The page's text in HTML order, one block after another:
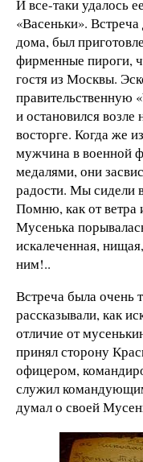
И все-таки удалось
«Васеньки».
дома, был
фирменные пироги,
гостя из Москвы.
правительственную
и остановился
восторге. Когда же
мужчина в военной
медалями, они
радости. Мы сидели
Помню, как от ветра
Мусенька
искалеченная,
ним!..
Встреча была очень
рассказывали, как
отличие от
принял сторону
офицером,
служил
думал о своей